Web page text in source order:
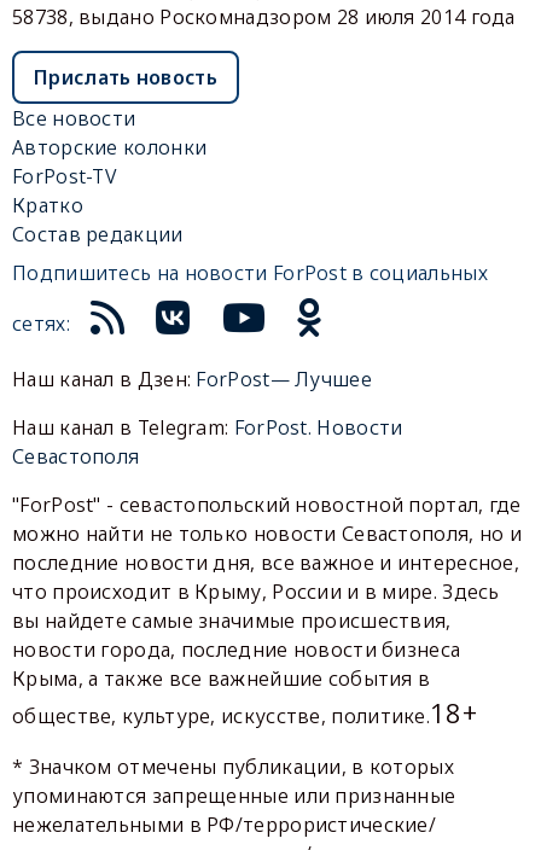
58738, выдано Роскомнадзором 28 июля 2014 года
Прислать новость
Все новости
Авторские колонки
ForPost-TV
Кратко
Состав редакции
Подпишитесь на новости ForPost в социальных
сетях:
Наш канал в Дзен: ForPost— Лучшее
Наш канал в Telegram: ForPost. Новости
Севастополя
"ForPost" - севастопольский новостной портал, где
можно найти не только новости Севастополя, но и
последние новости дня, все важное и интересное,
что происходит в Крыму, России и в мире. Здесь
вы найдете самые значимые происшествия,
новости города, последние новости бизнеса
Крыма, а также все важнейшие события в
обществе, культуре, искусстве, политике.18+
* Значком отмечены публикации, в которых
упоминаются запрещенные или признанные
нежелательными в РФ/террористические/